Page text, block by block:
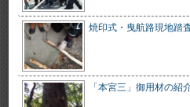
焼印式・曳航路現地踏
「本宮三」御用材の紹